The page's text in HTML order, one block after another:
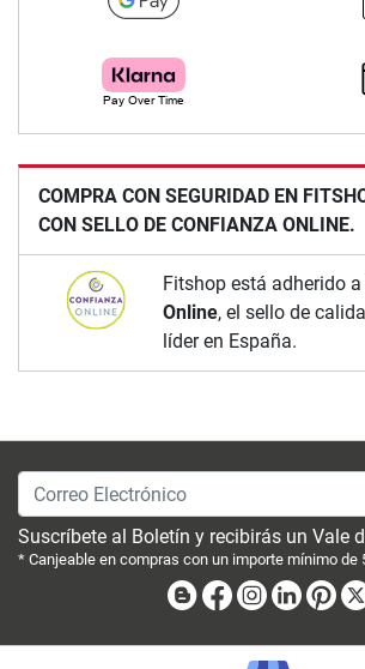
COMPRA CON SEGURIDAD EN
CON SELLO DE CONFIANZA ONLINE.
Fitshop está adherido a
Online, el sello de
líder en España.
Correo Electrónico
Suscríbete al Boletín y recibirás un Vale
* Canjeable en compras con un importe mínimo de
BlogFacebook
Instagram